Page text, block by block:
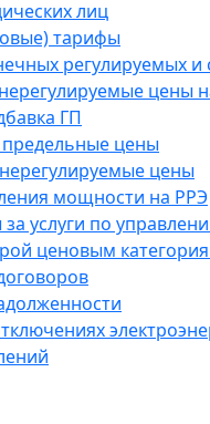
лиц
тарифы
регулируемых
цены
ГП
цены
цены
мощности на РРЭ
за услуги по
ценовым